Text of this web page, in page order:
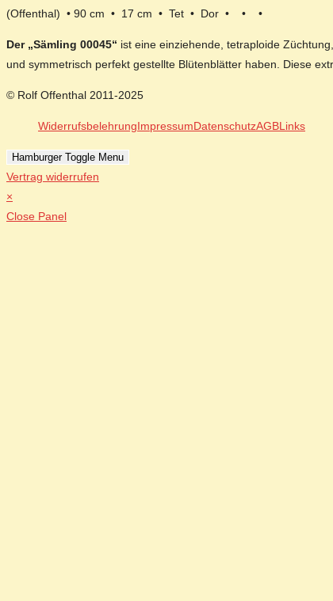
(Offenthal) • 90 cm • 17 cm • Tet • Dor • • •
Der „Sämling 00045“ ist eine einziehende, tetraploide
und symmetrisch perfekt gestellte Blütenblätter haben. Diese
© Rolf Offenthal 2011-2025
WiderrufsbelehrungImpressumDatenschutzAGBLinks
Hamburger Toggle Menu
Vertrag widerrufen
×
Close Panel